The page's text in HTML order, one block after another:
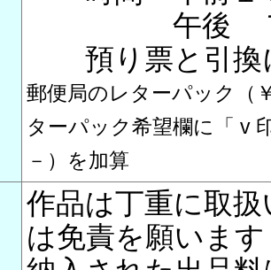
午後 ７時
預り票と引換
郵便局のレターパック（
ターパック希望欄に「 v
－）を加算
作品は丁重に取
は免責を願います